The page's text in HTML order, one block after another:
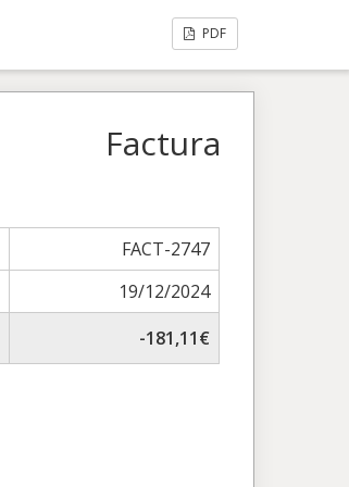
PDF
Factura
FACT-2747
19/12/2024
-181,11€